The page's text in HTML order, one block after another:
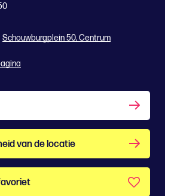
Schouwburgplein 50, Centrum
van de locatie